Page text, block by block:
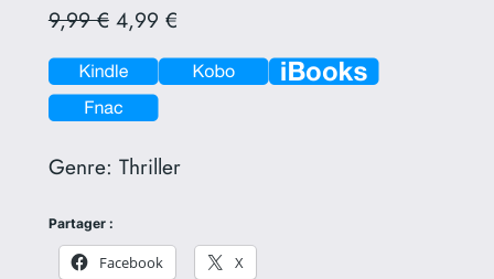
9,99 €4,99 €
Genre: Thriller
Partager :
Facebook X